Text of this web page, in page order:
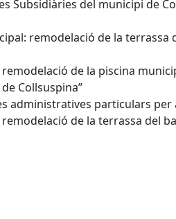
Subsidiàries del municipi de
remodelació de la terrassa
de la piscina
Collsuspina”
administratives particulars per
de la terrassa del